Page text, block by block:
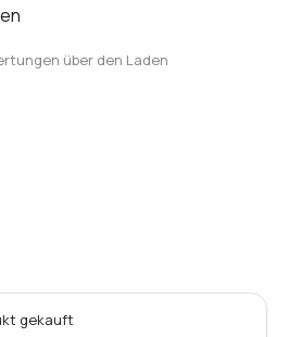
über den Laden
gekauft